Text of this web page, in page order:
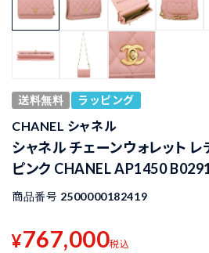
送料無料 ラッピング
CHANEL シャネル
シャネル チェーンウォレット
ピンク CHANEL AP1450
商品番号 2500000182419
¥767,000税込